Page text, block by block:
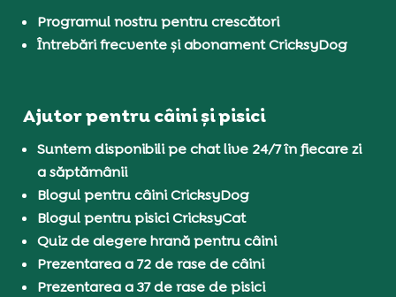
Programul nostru pentru crescători
Întrebări frecvente și abonament CricksyDog
Ajutor pentru câini și pisici
Suntem disponibili pe chat live 24/7 în fiecare zi
a săptămânii
Blogul pentru câini CricksyDog
Blogul pentru pisici CricksyCat
Quiz de alegere hrană pentru câini
Prezentarea a 72 de rase de câini
Prezentarea a 37 de rase de pisici